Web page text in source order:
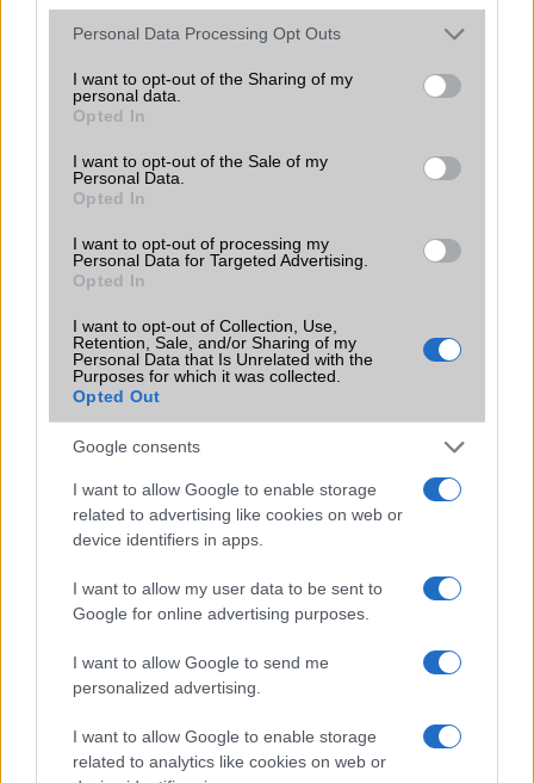
Please note that this website/app uses one or more Google
not limited to your visit or usage behaviour. You may click to
grant or deny consent to Google and its third-party tags to
use your data for below specified purposes in below Google
consent section.
Personal Data Processing Opt Outs
I want to opt-out of the Sharing of my
personal data.
Opted In
I want to opt-out of the Sale of my
Personal Data.
Opted In
I want to opt-out of processing my
Personal Data for Targeted Advertising.
Opted In
I want to opt-out of Collection, Use,
Retention, Sale, and/or Sharing of my
Personal Data that Is Unrelated with the
Purposes for which it was collected.
Opted Out
Google consents
I want to allow Google to enable storage
related to advertising like cookies on web or
device identifiers in apps.
I want to allow my user data to be sent to
Google for online advertising purposes.
I want to allow Google to send me
personalized advertising.
I want to allow Google to enable storage
related to analytics like cookies on web or
HÍRLEVÉL
webhelyet a reCAPTCHA védi. A Google
adatvédelmi irányelve
szolgáltatási feltételekérvényesek.
Korábbi hírlevelek
SZAVAZÁS
Megérné Önnek telefont váltani csak azért, mert az új modell dupla alap
Talán, ha más fejlesztések is vannak
Nem, nekem a mostani tárhely is elég